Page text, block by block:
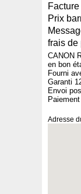
Prix
frais de
CANON
en bon
Fourni
Garanti
Envoi
Adresse